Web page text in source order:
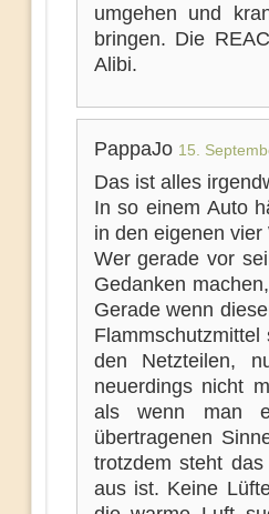
umgehen und
bringen. Die
Alibi.
PappaJo 15.
Das ist alles
In so einem Auto
in den eigenen
Wer gerade vor
Gedanken
Gerade wenn
den Netzteilen,
neuerdings nicht
als wenn man
übertragenen
trotzdem steht
aus ist. Keine